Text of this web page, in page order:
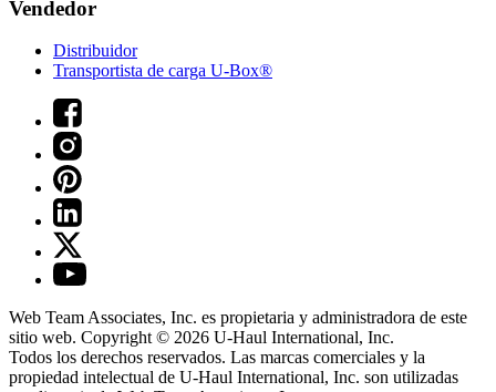
Vendedor
Distribuidor
Transportista de carga U-Box®
Web Team Associates, Inc. es propietaria y administradora de este
sitio web. Copyright © 2026 U-Haul International, Inc.
Todos los derechos reservados. Las marcas comerciales y la
propiedad intelectual de U-Haul International, Inc. son utilizadas